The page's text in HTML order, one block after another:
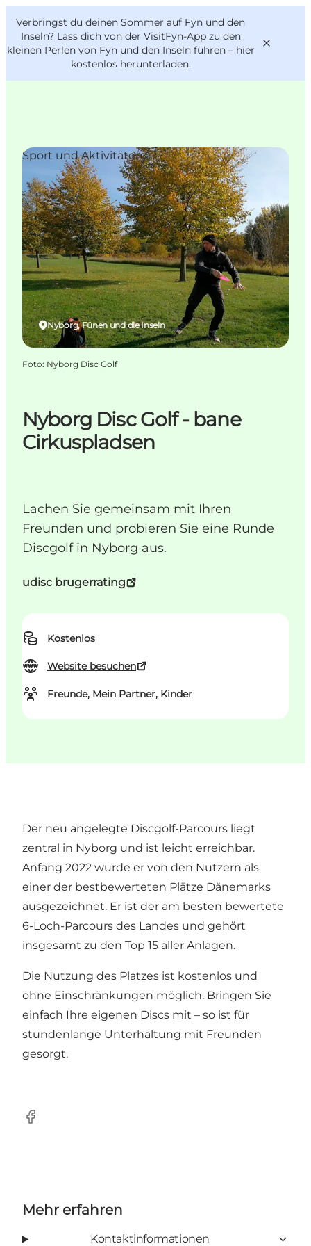
Verbringst du deinen Sommer auf Fyn und den
Inseln? Lass dich von der VisitFyn-App zu den
kleinen Perlen von Fyn und den Inseln führen – hier
kostenlos herunterladen.
Reise Ideen
Outdoor & bike
Essen & trinken
Übernachtung
VisitFyn
Deutsch
Nyborg Disc Golf - bane
Cirkuspladsen
Lachen Sie gemeinsam mit Ihren
Freunden und probieren Sie eine Runde
Discgolf in Nyborg aus.
udisc brugerrating
Kostenlos
Website besuchen
Freunde, Mein Partner, Kinder
Nyborg, Fünen und die Inseln
Sport und Aktivitäten
Foto: Nyborg Disc Golf
Der neu angelegte Discgolf-Parcours liegt
zentral in Nyborg und ist leicht erreichbar.
Anfang 2022 wurde er von den Nutzern als
einer der bestbewerteten Plätze Dänemarks
ausgezeichnet. Er ist der am besten bewertete
6-Loch-Parcours des Landes und gehört
insgesamt zu den Top 15 aller Anlagen.
Die Nutzung des Platzes ist kostenlos und
ohne Einschränkungen möglich. Bringen Sie
einfach Ihre eigenen Discs mit – so ist für
stundenlange Unterhaltung mit Freunden
gesorgt.
Facebook
Mehr erfahren
Kontaktinformationen